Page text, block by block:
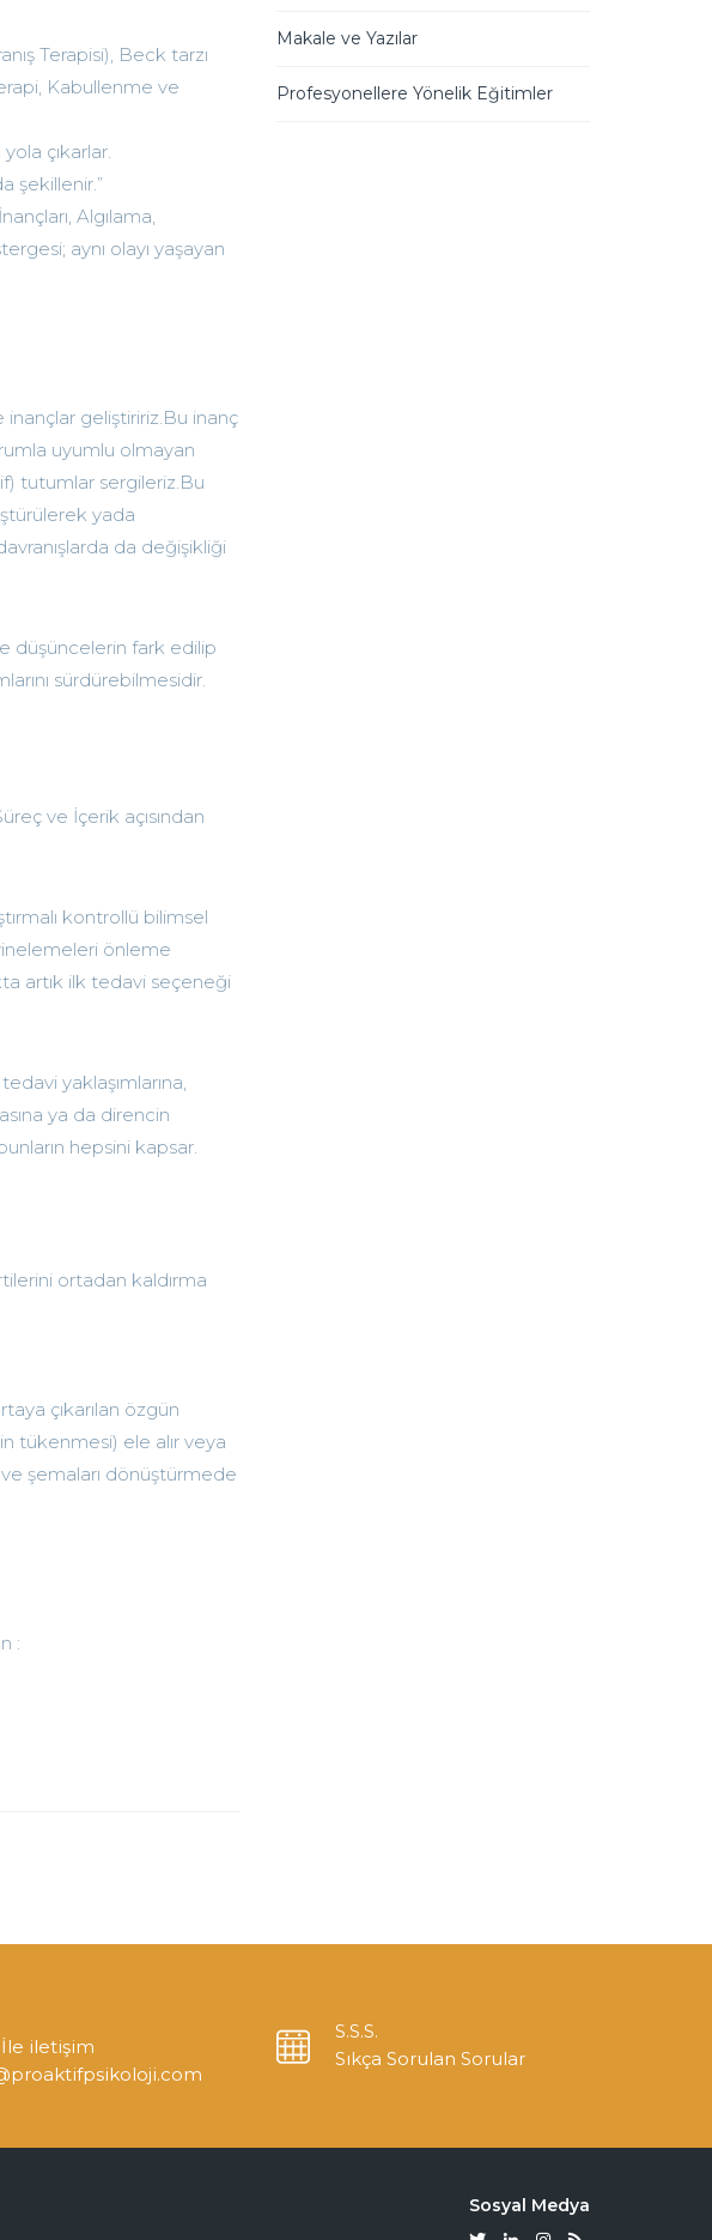
Terapisi), Beck tarzı
Kabullenme ve
çıkarlar.
şekillenir.”
Algılama,
aynı olayı yaşayan
geliştiririz.Bu inanç
uyumlu olmayan
tutumlar sergileriz.Bu
yada
da değişikliği
düşüncelerin fark edilip
sürdürebilmesidir.
ve İçerik açısından
kontrollü bilimsel
önleme
artık ilk tedavi seçeneği
yaklaşımlarına,
ya da direncin
hepsini kapsar.
ortadan kaldırma
çıkarılan özgün
tükenmesi) ele alır veya
şemaları dönüştürmede
:
Makale ve Yazılar
Profesyonellere Yönelik Eğitimler
iletişim
S.S.S.
Sıkça Sorulan Sorular
Sosyal Medya